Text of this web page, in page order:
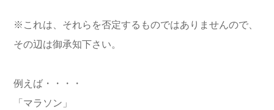
※これは、それらを否定するものではありませんので、
その辺は御承知下さい。
例えば・・・・
「マラソン」